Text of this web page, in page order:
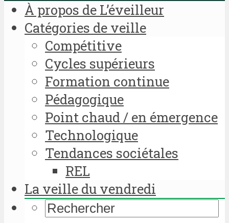
À propos de L’éveilleur
Catégories de veille
Compétitive
Cycles supérieurs
Formation continue
Pédagogique
Point chaud / en émergence
Technologique
Tendances sociétales
REL
La veille du vendredi